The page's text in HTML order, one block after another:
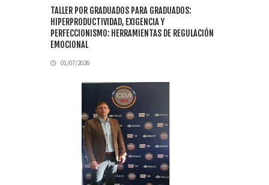
TALLER POR GRADUADOS PARA GRADUADOS:
HIPERPRODUCTIVIDAD, EXIGENCIA Y
PERFECCIONISMO: HERRAMIENTAS DE REGULACIÓN
EMOCIONAL
01/07/2026